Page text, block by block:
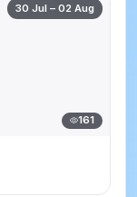
30 Jul – 02 Aug
161